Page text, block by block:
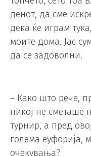
денот, да сме
дека ќе играм
моите дома. Јас
да се задоволни.
– Како што рече,
никој не сметаше
турнир, а пред
голема еуфорија,
очекувања?